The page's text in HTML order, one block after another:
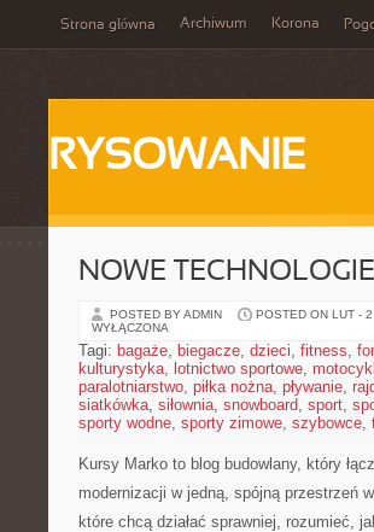
Strona główna Archiwum Korona
RYSOWANIE
NOWE
POSTED BY ADMIN POSTED ON LUT -
WYŁĄCZONA
Tagi: bagaże, biegacze, dzieci, fitness,
kulturystyka, lotnictwo sportowe,
paralotniarstwo, piłka nożna, pływanie,
siatkówka, siłownia, snowboard, sport,
sporty wodne, sporty zimowe, szybowce,
Kursy Marko to blog budowlany, który
modernizacji w jedną, spójną przestrzeń
które chcą działać sprawniej, rozumieć,